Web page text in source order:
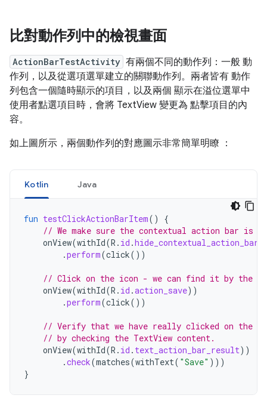
比對動作列中的檢視畫面
ActionBarTestActivity 有兩個不同的動作列：一般 動
作列，以及從選項選單建立的關聯動作列。兩者皆有 動作
列包含一個隨時顯示的項目，以及兩個 顯示在溢位選單中
使用者點選項目時，會將 TextView 變更為 點擊項目的內
容。
如上圖所示，兩個動作列的對應圖示非常簡單明瞭 ：
Kotlin Java
fun testClickActionBarItem()
{
// We make sure the contextual action bar is
onView(withId(R . id .hide_contextual_action_bar
.perform(click())
// Click on the icon - we can find it by the
onView(withId(R . id .action_save))
.perform(click())
// Verify that we have really clicked on the
// by checking the TextView content.
onView(withId(R . id . text_action_bar_result))
.check(matches(withText( "Save" )))
}